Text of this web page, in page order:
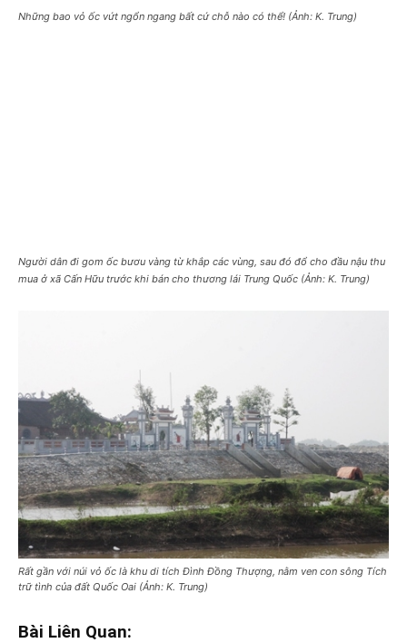
Những bao vỏ ốc vứt ngổn ngang bất cứ chỗ nào có thể! (Ảnh: K. Trung)
Người dân đi gom ốc bươu vàng từ khắp các vùng, sau đó đổ cho đầu nậu thu
mua ở xã Cấn Hữu trước khi bán cho thương lái Trung Quốc (Ảnh: K. Trung)
Rất gần với núi vỏ ốc là khu di tích Đình Đồng Thượng, nằm ven con sông Tích
trữ tình của đất Quốc Oai (Ảnh: K. Trung)
Bài Liên Quan: